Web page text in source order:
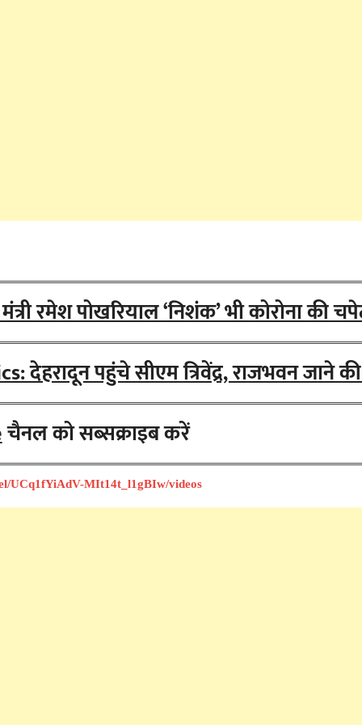
रमेश पोखरियाल ‘निशंक’ भी कोरोना की
पहुंचे सीएम त्रिवेंद्र, राजभवन जाने
चैनल को सब्सक्राइब करें
UCq1fYiAdV-MIt14t_l1gBIw/videos